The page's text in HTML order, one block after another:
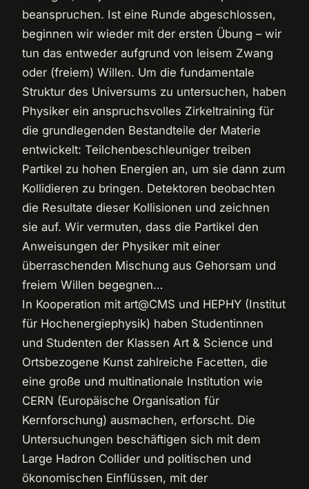
beanspruchen. Ist eine Runde abgeschlossen,
beginnen wir wieder mit der ersten Übung – wir
tun das entweder aufgrund von leisem Zwang
oder (freiem) Willen. Um die fundamentale
Struktur des Universums zu untersuchen, haben
Physiker ein anspruchsvolles Zirkeltraining für
die grundlegenden Bestandteile der Materie
entwickelt: Teilchenbeschleuniger treiben
Partikel zu hohen Energien an, um sie dann zum
Kollidieren zu bringen. Detektoren beobachten
die Resultate dieser Kollisionen und zeichnen
sie auf. Wir vermuten, dass die Partikel den
Anweisungen der Physiker mit einer
überraschenden Mischung aus Gehorsam und
freiem Willen begegnen…
In Kooperation mit art@CMS und HEPHY (Institut
für Hochenergiephysik) haben Studentinnen
und Studenten der Klassen Art & Science und
Ortsbezogene Kunst zahlreiche Facetten, die
eine große und multinationale Institution wie
CERN (Europäische Organisation für
Kernforschung) ausmachen, erforscht. Die
Untersuchungen beschäftigen sich mit dem
Large Hadron Collider und politischen und
ökonomischen Einflüssen, mit der